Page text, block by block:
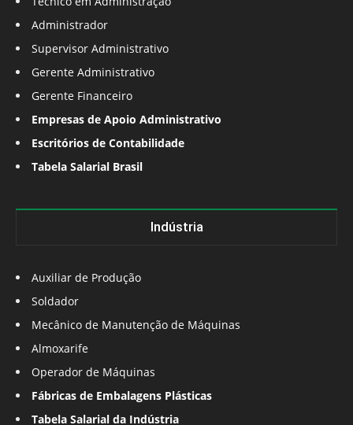
Administrador
Supervisor Administrativo
Gerente Administrativo
Gerente Financeiro
Empresas de Apoio Administrativo
Escritórios de Contabilidade
Tabela Salarial Brasil
Indústria
Auxiliar de Produção
Soldador
Mecânico de Manutenção de Máquinas
Almoxarife
Operador de Máquinas
Fábricas de Embalagens Plásticas
Tabela Salarial da Indústria